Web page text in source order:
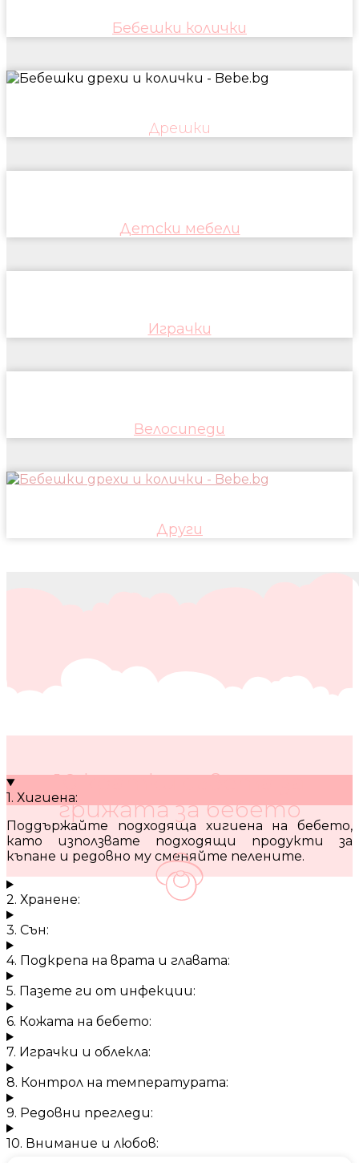
Бебешки колички
Дрешки
Детски мебели
Играчки
Велосипеди
Други
10 кратки съвета за
грижата за бебето
1. Хигиена:
Поддържайте подходяща хигиена на бебето,
като използвате подходящи продукти за
къпане и редовно му сменяйте пелените.
2. Хранене:
3. Сън:
4. Подкрепа на врата и главата:
5. Пазете ги от инфекции:
6. Кожата на бебето:
7. Играчки и облекла:
8. Контрол на температурата:
9. Редовни прегледи:
10. Внимание и любов: